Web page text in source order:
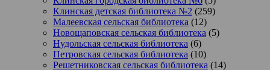
Клинская детская библиотека №2 (259)
Малеевская сельская библиотека (12)
Новощаповская сельская библиотека (5)
Нудольская сельская библиотека (6)
Петровская сельская библиотека (10)
Решетниковская сельская библиотека (14)